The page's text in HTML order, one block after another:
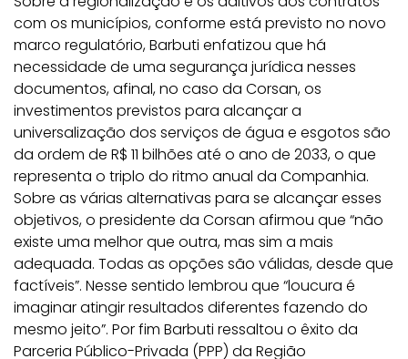
com os municípios, conforme está previsto no novo
marco regulatório, Barbuti enfatizou que há
necessidade de uma segurança jurídica nesses
documentos, afinal, no caso da Corsan, os
investimentos previstos para alcançar a
universalização dos serviços de água e esgotos são
da ordem de R$ 11 bilhões até o ano de 2033, o que
representa o triplo do ritmo anual da Companhia.
Sobre as várias alternativas para se alcançar esses
objetivos, o presidente da Corsan afirmou que “não
existe uma melhor que outra, mas sim a mais
adequada. Todas as opções são válidas, desde que
factíveis”. Nesse sentido lembrou que “loucura é
imaginar atingir resultados diferentes fazendo do
mesmo jeito”. Por fim Barbuti ressaltou o êxito da
Parceria Público-Privada (PPP) da Região